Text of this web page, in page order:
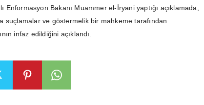
Enformasyon Bakanı Muammer el-İryani yaptığı açıklamada,
suçlamalar ve göstermelik bir mahkeme tarafından
infaz edildiğini açıklandı.